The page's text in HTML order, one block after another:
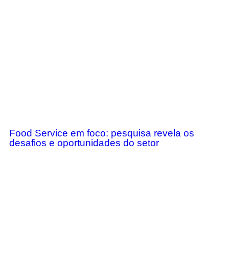
Food Service em foco: pesquisa revela os
desafios e oportunidades do setor